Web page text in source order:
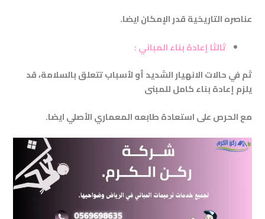
عناصره التاريخية قدر الإمكان ايضا.
ثالثا إعادة بناء المباني:
ثمفي حالات الانهيار الشديد أو لأسباب تتعلق بالسلامة، قد
يلزم إعادة بناء كامل للمبنى
مع الحرص على استعادة طابعه المعماري الأصلي ايضا.